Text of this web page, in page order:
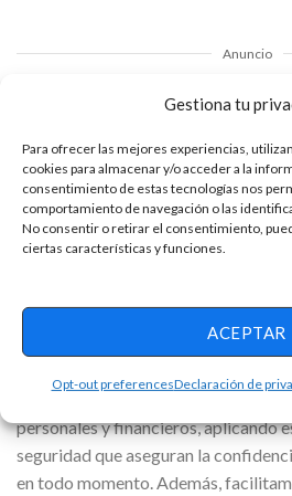
Gestiona tu
Para ofrecer las mejores experiencias,
cookies para almacenar y/o acceder a la
consentimiento de estas tecnologías nos
comportamiento de navegación o las
No consentir o retirar el consentimiento,
ciertas características y funciones.
ACEPTAR
Opt-out preferencesDeclaración de
Anuncio
Leer más artículos relacionados:
Tus metas a tu alcance con
diseñados para progresar
tarjetas de crédito
personales y financieros, aplicando
seguridad que aseguran la
en todo momento. Además,